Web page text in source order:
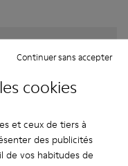
cookies
et ceux de tiers à
des publicités
de vos habitudes de
Continuer sans accepter
sur le site